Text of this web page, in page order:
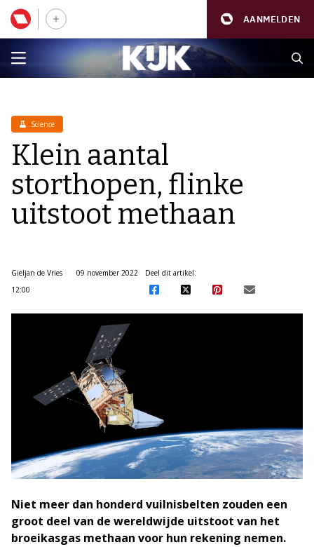
AANMELDEN
Science
Klein aantal
storthopen, flinke
uitstoot methaan
Gieljan de Vries
09 november 2022
12:00
Deel dit artikel:
Niet meer dan honderd vuilnisbelten zouden een
groot deel van de wereldwijde uitstoot van het
broeikasgas methaan voor hun rekening nemen.